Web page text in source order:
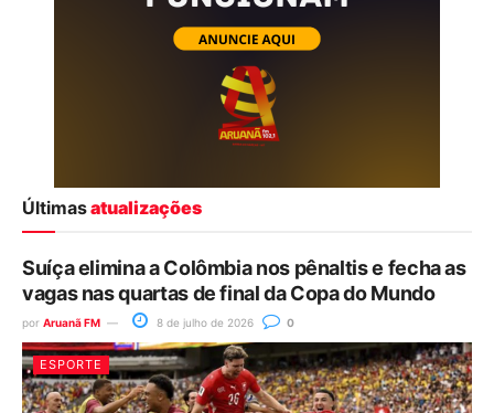
Últimasatualizações
Suíça elimina a Colômbia nos pênaltis e fecha as
vagas nas quartas de final da Copa do Mundo
por Aruanã FM 8 de julho de 2026 0
ESPORTE